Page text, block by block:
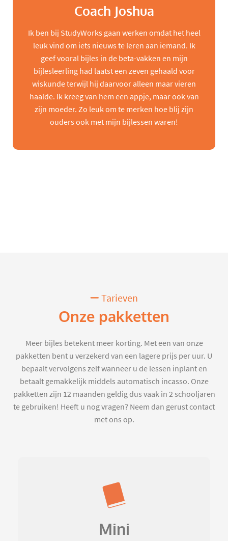
Coach Joshua
Ik ben bij StudyWorks gaan werken omdat het heel
leuk vind om iets nieuws te leren aan iemand. Ik
geef vooral bijles in de beta-vakken en mijn
bijlesleerling had laatst een zeven gehaald voor
wiskunde terwijl hij daarvoor alleen maar vieren
haalde. Ik kreeg van hem een appje, maar ook van
zijn moeder. Zo leuk om te merken hoe blij zijn
ouders ook met mijn bijlessen waren!
Tarieven
Onze pakketten
Meer bijles betekent meer korting. Met een van onze
pakketten bent u verzekerd van een lagere prijs per uur. U
bepaalt vervolgens zelf wanneer u de lessen inplant en
betaalt gemakkelijk middels automatisch incasso. Onze
pakketten zijn 12 maanden geldig dus vaak in 2 schooljaren
te gebruiken! Heeft u nog vragen? Neem dan gerust contact
met ons op.
Mini